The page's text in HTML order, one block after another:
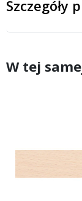
Szczegóły
W tej